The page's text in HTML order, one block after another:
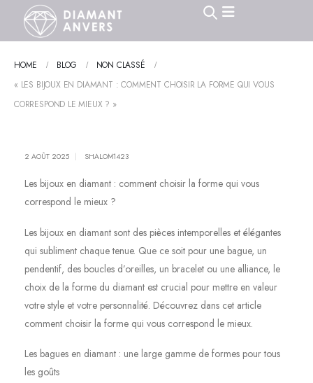
HOME BLOG
NON CLASSÉ
« LES BIJOUX EN DIAMANT : COMMENT CHOISIR LA FORME QUI VOUS
CORRESPOND LE MIEUX ? »
2 AOÛT 2025 SHALOM1423
Les bijoux en diamant : comment choisir la forme qui vous
correspond le mieux ?
Les bijoux en diamant sont des pièces intemporelles et élégantes
qui subliment chaque tenue. Que ce soit pour une bague, un
pendentif, des boucles d’oreilles, un bracelet ou une alliance, le
choix de la forme du diamant est crucial pour mettre en valeur
votre style et votre personnalité. Découvrez dans cet article
comment choisir la forme qui vous correspond le mieux.
Les bagues en diamant : une large gamme de formes pour tous
les goûts